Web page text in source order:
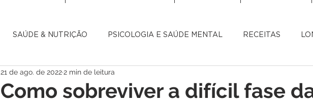
SAÚDE & NUTRIÇÃO PSICOLOGIA E SAÚDE MENTAL RECEITAS
Comemorativas Temperos
Como sobreviver a difícil fase
21 de ago. de 20222 min de leitura